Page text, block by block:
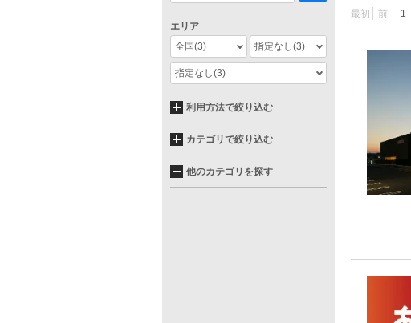
最初 前 1
エリア
全国(3) 指定なし(3)
指定なし(3)
利用方法で絞り込む
カテゴリで絞り込む
他のカテゴリを探す